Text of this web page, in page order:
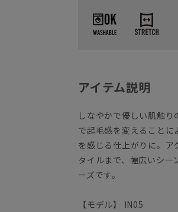
アイテム説明
しなやかで優しい肌触
で起毛感を変えることに
を感じる仕上がりに。ア
タイルまで、幅広いシ
ーズです。
【モデル】 IN05